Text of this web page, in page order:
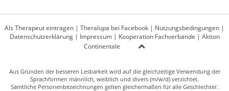
Als Therapeut eintragen | Theralupa bei Facebook | Nutzungsbedingungen |
Datenschutzerklärung| Impressum| Kooperation Fachverbände | Aktion
Continentale
Aus Gründen der besseren Lesbarkeit wird auf die gleichzeitige Verwendung der
Sprachformen männlich, weiblich und divers (m/w/d) verzichtet.
Sämtliche Personenbezeichnungen gelten gleichermaßen für alle Geschlechter.